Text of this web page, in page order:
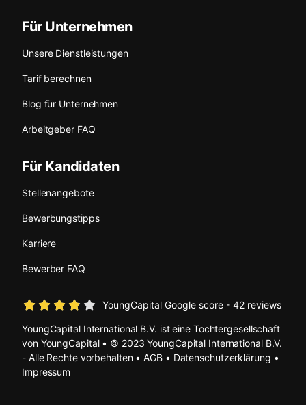
Für Unternehmen
Unsere Dienstleistungen
Tarif berechnen
Blog für Unternehmen
Arbeitgeber FAQ
Für Kandidaten
Stellenangebote
Bewerbungstipps
Karriere
Bewerber FAQ
YoungCapital Google score - 42 reviews
YoungCapital International B.V. ist eine Tochtergesellschaft
von YoungCapital • © 2023 YoungCapital International B.V.
- Alle Rechte vorbehalten •AGB• Datenschutzerklärung •
Impressum